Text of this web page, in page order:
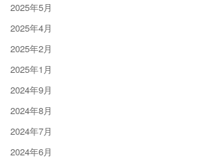
2025年5月
2025年4月
2025年2月
2025年1月
2024年9月
2024年8月
2024年7月
2024年6月